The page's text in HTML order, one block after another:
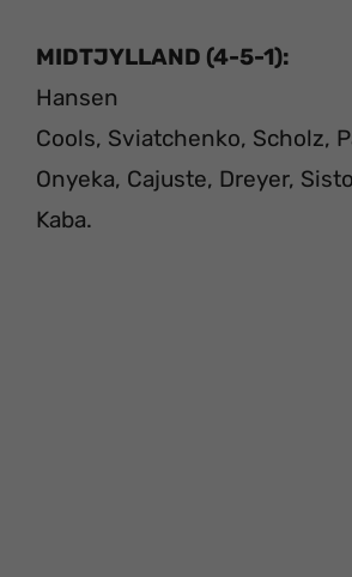
MIDTJYLLAND (4-5-1):
Hansen
Cools, Sviatchenko, Scholz,
Onyeka, Cajuste, Dreyer,
Kaba.